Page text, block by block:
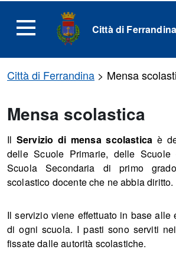
Città di Ferrandina
Città di Ferrandina > Mensa
Mensa scolastica
IlServizio di mensa scolastica è
delle Scuole Primarie, delle Scuole
Scuola Secondaria di primo
scolastico docente che ne abbia diritto.
Il servizio viene effettuato in base alle
di ogni scuola. I pasti sono serviti
fissate dalle autorità scolastiche.